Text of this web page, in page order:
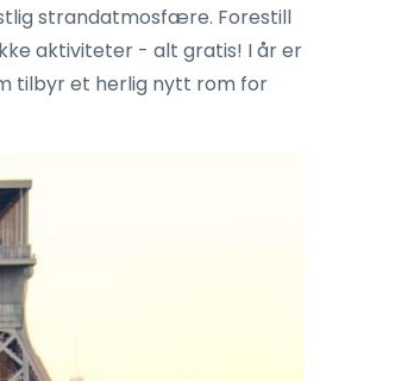
strandatmosfære. Forestill
aktiviteter - alt gratis! I år er
tilbyr et herlig nytt rom for